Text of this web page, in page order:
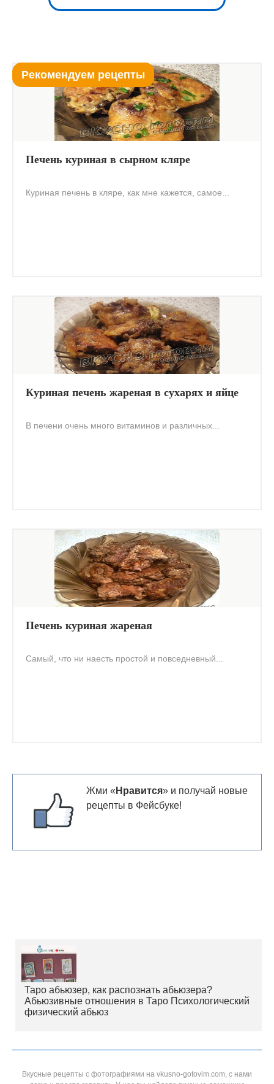
Рекомендуем рецепты
Печень куриная в сырном кляре
Куриная печень в кляре, как мне кажется, самое...
Куриная печень жареная в сухарях и яйце
В печени очень много витаминов и различных...
Печень куриная жареная
Самый, что ни наесть простой и повседневный...
Жми « Нравится» и получай новые
рецепты в Фейсбуке!
Таро абьюзер, как распознать абьюзера?
Абьюзивные отношения в Таро Психологический
физический абьюз
Вкусные рецепты с фотографиями на vkusno-gotovim.com, с нами